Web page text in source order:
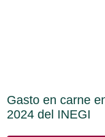
Gasto en carne
2024 del INEGI